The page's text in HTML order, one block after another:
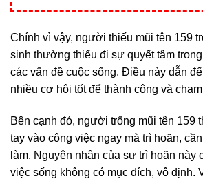
Chính vì vậy, người thiếu mũi tên 159
sinh thường thiếu đi sự quyết tâm
các vấn đề cuộc sống. Điều này dẫn
nhiều cơ hội tốt để thành công và
Bên cạnh đó, người trống mũi tên 159
tay vào công việc ngay mà trì hoãn,
làm. Nguyên nhân của sự trì hoãn này
việc sống không có mục đích, vô định.